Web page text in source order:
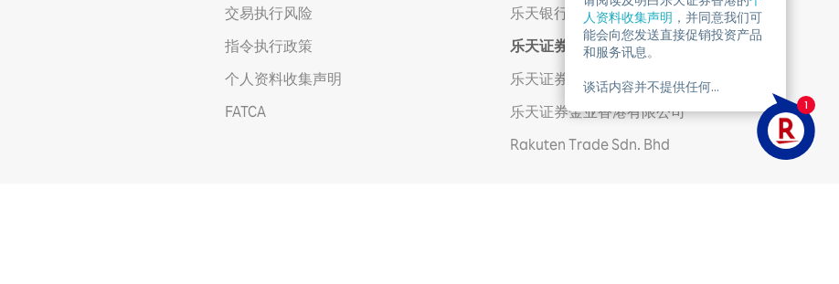
交易执行风险
指令执行政策
个人资料收集声明
FATCA
乐天银行株式会社 (TOKYO: 5838)
乐天证券集团
乐天证券株式会社
乐天证券金业香港有限公司
Rakuten Trade Sdn. Bhd